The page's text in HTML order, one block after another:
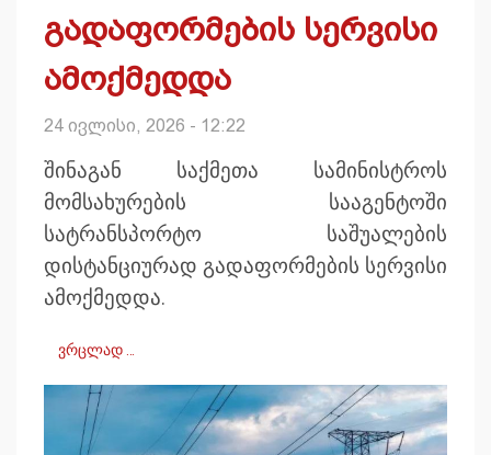
გადაფორმების სერვისი
ამოქმედდა
24 ივლისი, 2026 - 12:22
შინაგან საქმეთა სამინისტროს
მომსახურების სააგენტოში
სატრანსპორტო საშუალების
დისტანციურად გადაფორმების სერვისი
ამოქმედდა.
ვრცლად …